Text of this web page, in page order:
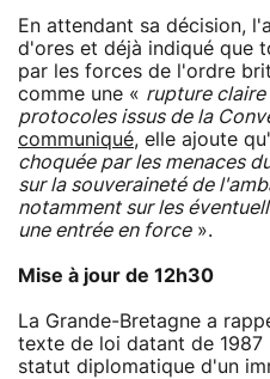
En attendant sa décision,
d'ores et déjà indiqué que
par les forces de l'ordre
comme une « rupture
protocoles issus de la
communiqué, elle ajoute
choquée par les menaces
sur la souveraineté de
notamment sur les
une entrée en force».
Mise à jour de 12h30
La Grande-Bretagne a
texte de loi datant de
statut diplomatique d'un